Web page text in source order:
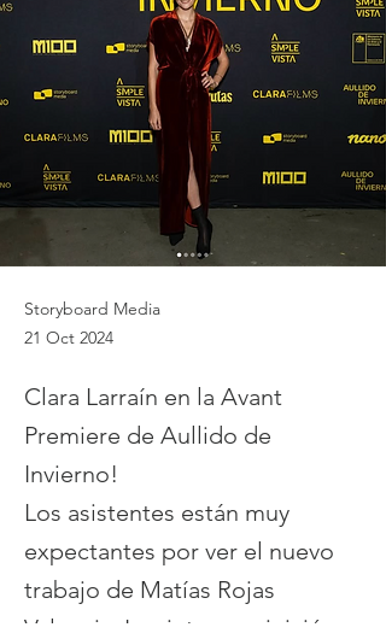
Storyboard Media
21 Oct 2024
Clara Larraín en la Avant
Premiere de Aullido de
Invierno!
Los asistentes están muy
expectantes por ver el nuevo
trabajo de Matías Rojas
Valencia. La cinta, que inició su